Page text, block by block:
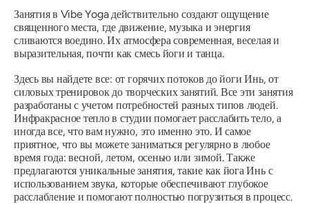
Занятия в Vibe Yoga действительно создают ощущение
священного места, где движение, музыка и энергия
сливаются воедино. Их атмосфера современная, веселая и
выразительная, почти как смесь йоги и танца.
Здесь вы найдете все: от горячих потоков до йоги Инь, от
силовых тренировок до творческих занятий. Все эти занятия
разработаны с учетом потребностей разных типов людей.
Инфракрасное тепло в студии помогает расслабить тело, а
иногда все, что вам нужно, это именно это. И самое
приятное, что вы можете заниматься регулярно в любое
время года: весной, летом, осенью или зимой. Также
предлагаются уникальные занятия, такие как йога Инь с
использованием звука, которые обеспечивают глубокое
расслабление и помогают полностью погрузиться в процесс.